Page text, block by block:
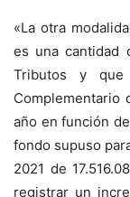
«La otra
es una cantidad
Tributos y que
Complementario
año en función
fondo supuso
2021 de
registrar un